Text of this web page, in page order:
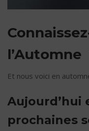
l’Automne
Et nous voici en
Aujourd’hui
prochaines